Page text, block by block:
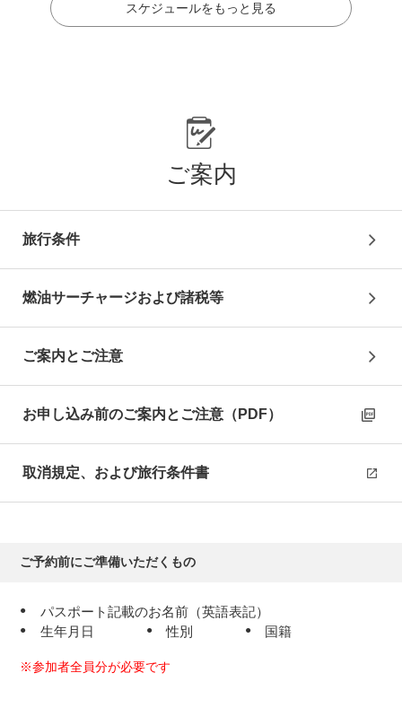
スケジュールをもっと見る
4日目
※必ずフライト時間の2時間前までにチェックイン手続き
をお済ませください
お1人様+29,000円にて、混乗送迎(英語ドライバー）付
プランにアレンジ可能！
※大人・子供同代金
ラスベガス（05:00～10:30）発
へ
～日付変更線を通過～
5日目
着後、解散となります
ご案内
旅行条件
燃油サーチャージおよび諸税等
ご案内とご注意
お申し込み前のご案内とご注意（PDF）
取消規定、および旅行条件書
ご予約前にご準備いただくもの
パスポート記載のお名前（英語表記）
生年月日
性別 国籍
※参加者全員分が必要です